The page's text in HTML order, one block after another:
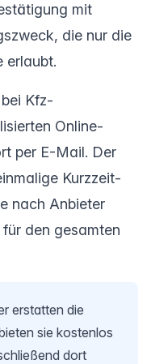
mit
die nur die
erlaubt.
Kfz-
Online-
per E-Mail. Der
Kurzzeit-
nach Anbieter
für den gesamten
erstatten die
sie kostenlos
dort